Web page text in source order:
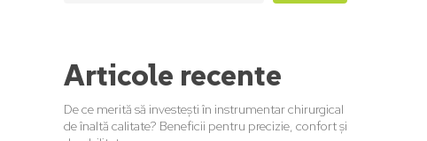
Articole recente
De ce merită să investești în instrumentar chirurgical
de înaltă calitate? Beneficii pentru precizie, confort și